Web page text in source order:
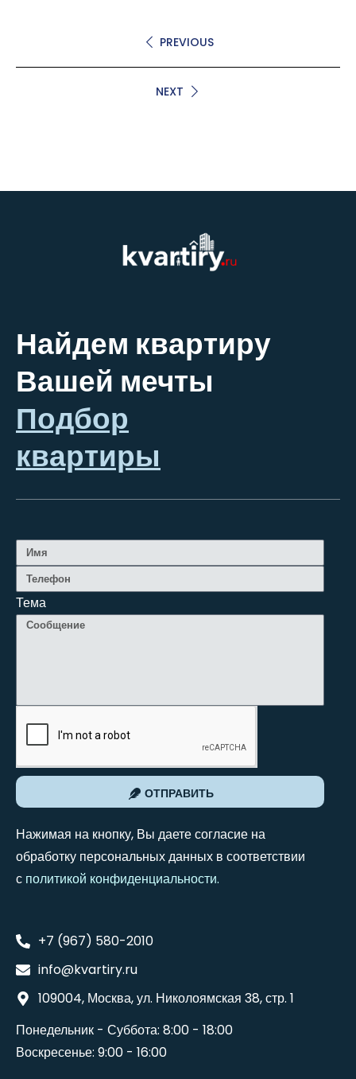
PREVIOUS
NEXT
Найдем квартиру
Вашей мечты
Подбор
квартиры
Тема
ОТПРАВИТЬ
Нажимая на кнопку, Вы даете согласие на
обработку персональных данных в соответствии
с политикой конфиденциальности.
+7 (967) 580-2010
info@kvartiry.ru
109004, Москва, ул. Николоямская 38, стр. 1
Понедельник - Суббота: 8:00 - 18:00
Воскресенье: 9:00 - 16:00